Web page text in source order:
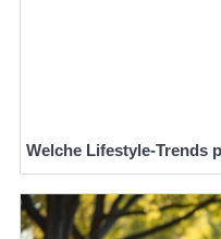
Welche Lifestyle-Trends